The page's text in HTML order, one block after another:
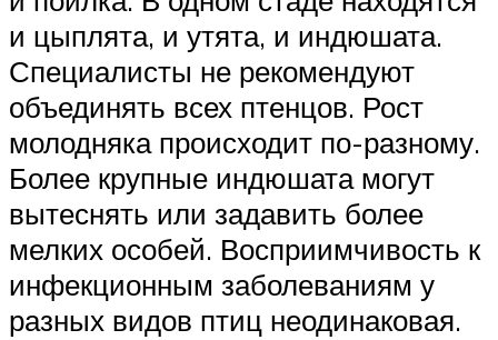
и цыплята, и утята, и индюшата.
Специалисты не рекомендуют
объединять всех птенцов. Рост
молодняка происходит по-разному.
Более крупные индюшата могут
вытеснять или задавить более
мелких особей. Восприимчивость к
инфекционным заболеваниям у
разных видов птиц неодинаковая.